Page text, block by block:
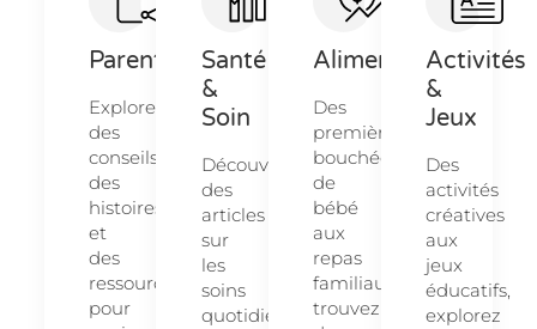
Parentalité
Explorez
des
conseils,
des
histoires
et
des
ressources
pour
Santé
&
Soin
Découvrez
des
articles
sur
les
soins
quotidiens
Alimentation
Des
premières
bouchées
de
bébé
aux
repas
familiaux,
trouvez
Activités
&
Jeux
Des
activités
créatives
aux
jeux
éducatifs,
explorez